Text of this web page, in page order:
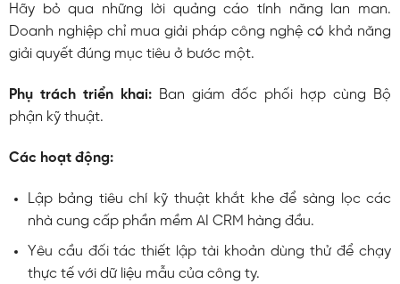
Hãy bỏ qua những lời quảng cáo tính năng lan man.
Doanh nghiệp chỉ mua giải pháp công nghệ có khả năng
giải quyết đúng mục tiêu ở bước một.
Phụ trách triển khai:Ban giám đốc phối hợp cùng Bộ
phận kỹ thuật.
Các hoạt động:
Lập bảng tiêu chí kỹ thuật khắt khe để sàng lọc các
nhà cung cấp phần mềm AI CRM hàng đầu.
Yêu cầu đối tác thiết lập tài khoản dùng thử để chạy
thực tế với dữ liệu mẫu của công ty.